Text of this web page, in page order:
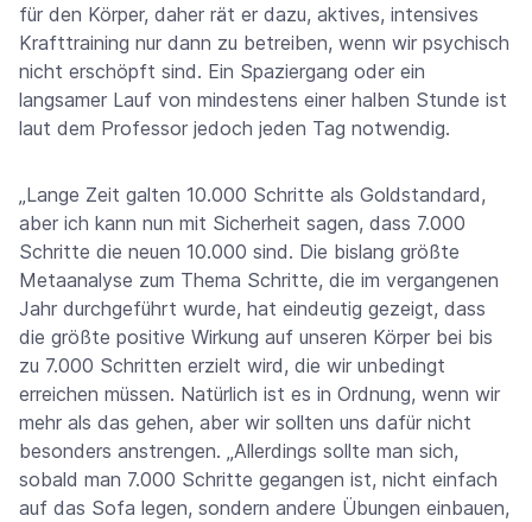
für den Körper, daher rät er dazu, aktives, intensives
Krafttraining nur dann zu betreiben, wenn wir psychisch
nicht erschöpft sind. Ein Spaziergang oder ein
langsamer Lauf von mindestens einer halben Stunde ist
laut dem Professor jedoch jeden Tag notwendig.
„Lange Zeit galten 10.000 Schritte als Goldstandard,
aber ich kann nun mit Sicherheit sagen, dass 7.000
Schritte die neuen 10.000 sind. Die bislang größte
Metaanalyse zum Thema Schritte, die im vergangenen
Jahr durchgeführt wurde, hat eindeutig gezeigt, dass
die größte positive Wirkung auf unseren Körper bei bis
zu 7.000 Schritten erzielt wird, die wir unbedingt
erreichen müssen. Natürlich ist es in Ordnung, wenn wir
mehr als das gehen, aber wir sollten uns dafür nicht
besonders anstrengen. „Allerdings sollte man sich,
sobald man 7.000 Schritte gegangen ist, nicht einfach
auf das Sofa legen, sondern andere Übungen einbauen,